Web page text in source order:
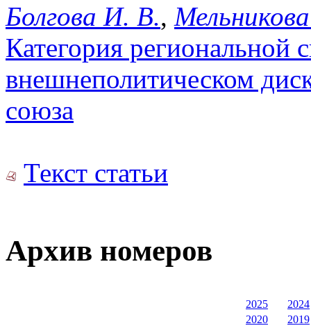
Болгова И. В.,
Категория региональной
внешнеполитическом
союза
Текст статьи
Архив номеров
2025
2024
2020
2019